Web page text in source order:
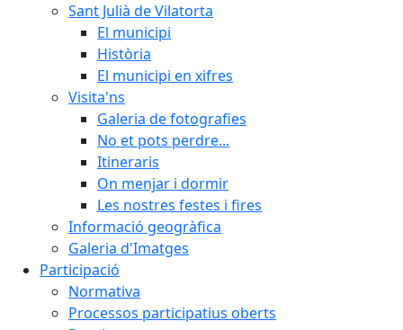
Sant Julià de Vilatorta
El municipi
Història
El municipi en xifres
Visita'ns
Galeria de fotografies
No et pots perdre...
Itineraris
On menjar i dormir
Les nostres festes i fires
Informació geogràfica
Galeria d'Imatges
Participació
Normativa
Processos participatius oberts